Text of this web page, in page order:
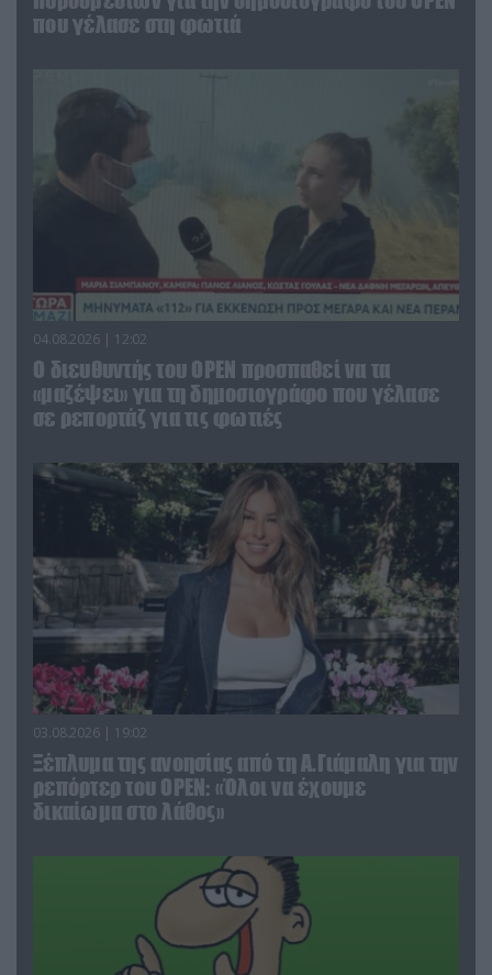
που γέλασε στη φωτιά
04.08.2026 | 12:02
O διευθυντής του OPEN προσπαθεί να τα
«μαζέψει» για τη δημοσιογράφο που γέλασε
σε ρεπορτάζ για τις φωτιές
03.08.2026 | 19:02
Ξέπλυμα της ανοησίας από τη Α.Γιάμαλη για την
ρεπόρτερ του ΟΡΕΝ: «Όλοι να έχουμε
δικαίωμα στο λάθος»